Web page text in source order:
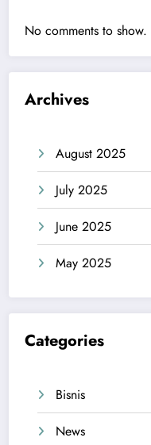
No comments to show.
Archives
August 2025
July 2025
June 2025
May 2025
Categories
Bisnis
News